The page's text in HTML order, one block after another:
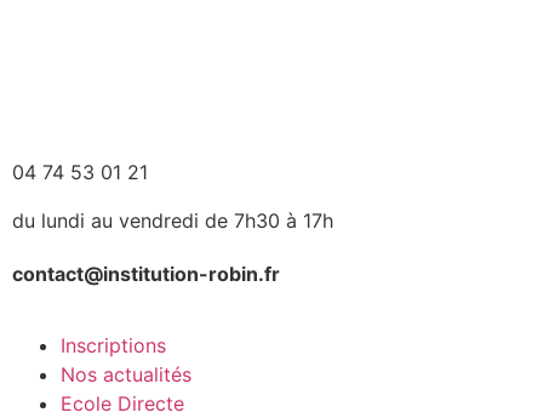
04 74 53 01 21
du lundi au vendredi de 7h30 à 17h
contact@institution-robin.fr
Inscriptions
Nos actualités
Ecole Directe